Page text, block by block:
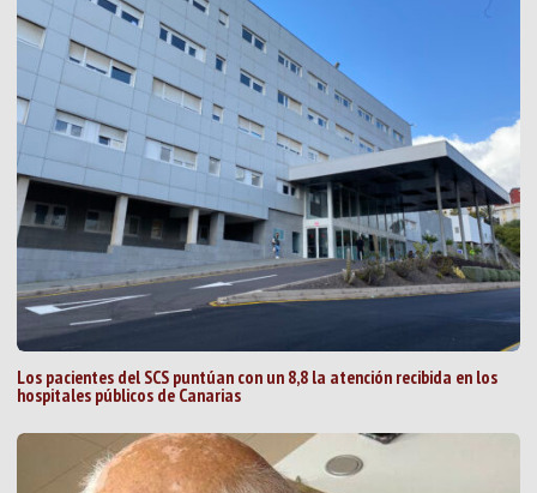
Los pacientes del SCS puntúan con un 8,8 la atención recibida en los
hospitales públicos de Canarias